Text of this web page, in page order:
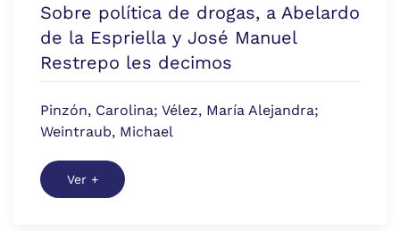
Sobre política de drogas, a Abelardo
de la Espriella y José Manuel
Restrepo les decimos
Pinzón, Carolina; Vélez, María Alejandra;
Weintraub, Michael
Ver +